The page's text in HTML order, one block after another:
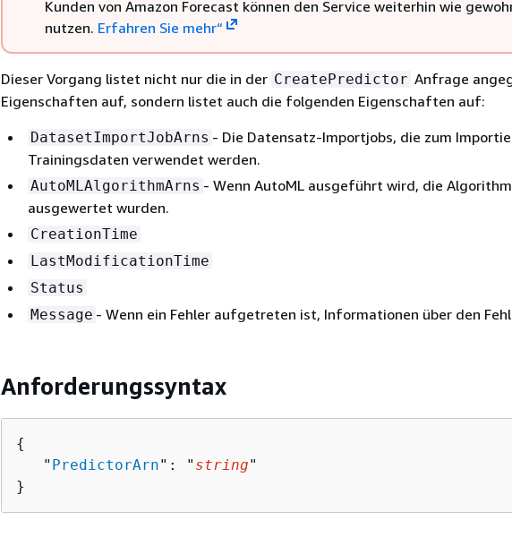
Kunden von Amazon Forecast können den Service weiterhin wie
nutzen. Erfahren Sie mehr“
Dieser Vorgang listet nicht nur die in der CreatePredictor Anfrage
Eigenschaften auf, sondern listet auch die folgenden Eigenschaften auf:
DatasetImportJobArns - Die Datensatz-Importjobs, die zum
Trainingsdaten verwendet werden.
AutoMLAlgorithmArns - Wenn AutoML ausgeführt wird, die
ausgewertet wurden.
CreationTime
LastModificationTime
Status
Message - Wenn ein Fehler aufgetreten ist, Informationen über den
Anforderungssyntax
{
   "
PredictorArn": " string"
}